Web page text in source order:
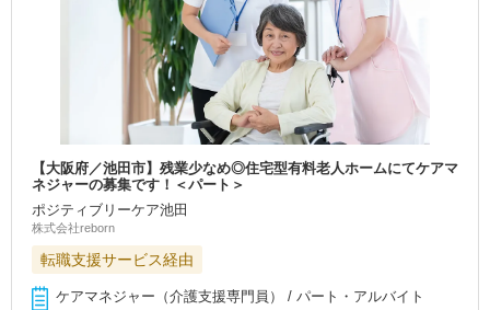
【大阪府／池田市】残業少なめ◎住宅型有料老人ホームにてケアマ
ネジャーの募集です！＜パート＞
ポジティブリーケア池田
株式会社reborn
転職支援サービス経由
ケアマネジャー（介護支援専門員） / パート・アルバイト